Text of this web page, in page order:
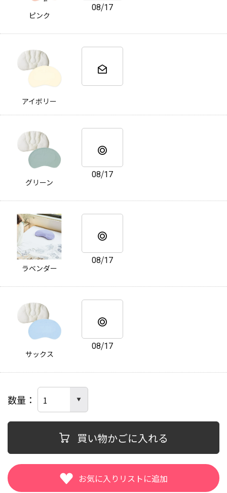
ピンク
08/17
アイボリー
グリーン
08/17
ラベンダー
08/17
サックス
08/17
数量
買い物かごに入れる